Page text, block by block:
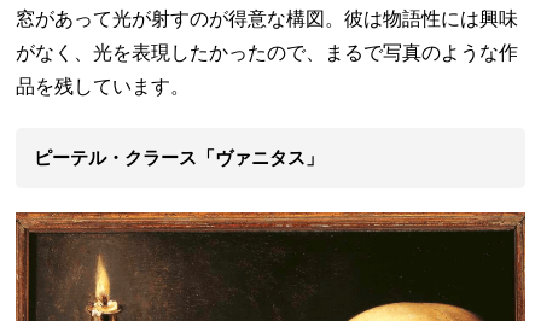
窓があって光が射すのが得意な構図。彼は物語性には興味
がなく、光を表現したかったので、まるで写真のような作
品を残しています。
ピーテル・クラース「ヴァニタス」